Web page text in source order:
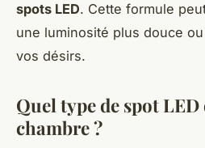
spots LED. Cette formule
une luminosité plus douce
vos désirs.
Quel type de spot
chambre ?